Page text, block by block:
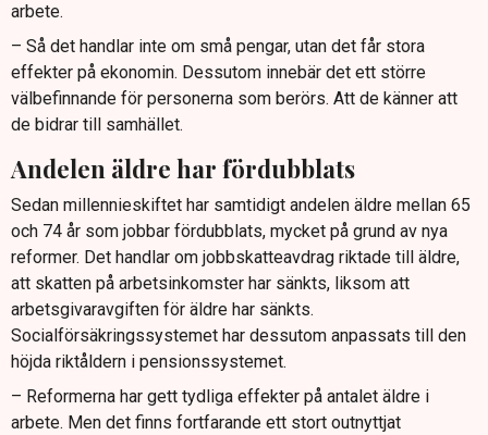
arbete.
– Så det handlar inte om små pengar, utan det får stora
effekter på ekonomin. Dessutom innebär det ett större
välbefinnande för personerna som berörs. Att de känner att
de bidrar till samhället.
Andelen äldre har fördubblats
Sedan millennieskiftet har samtidigt andelen äldre mellan 65
och 74 år som jobbar fördubblats, mycket på grund av nya
reformer. Det handlar om jobbskatteavdrag riktade till äldre,
att skatten på arbetsinkomster har sänkts, liksom att
arbetsgivaravgiften för äldre har sänkts.
Socialförsäkringssystemet har dessutom anpassats till den
höjda riktåldern i pensionssystemet.
– Reformerna har gett tydliga effekter på antalet äldre i
arbete. Men det finns fortfarande ett stort outnyttjat